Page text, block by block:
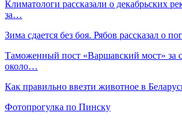
Климатологи рассказали о декабрьских
за…
Зима сдается без боя. Рябов рассказал о
Таможенный пост «Варшавский мост» за
около…
Как правильно ввезти животное в
Фотопрогулка по Пинску